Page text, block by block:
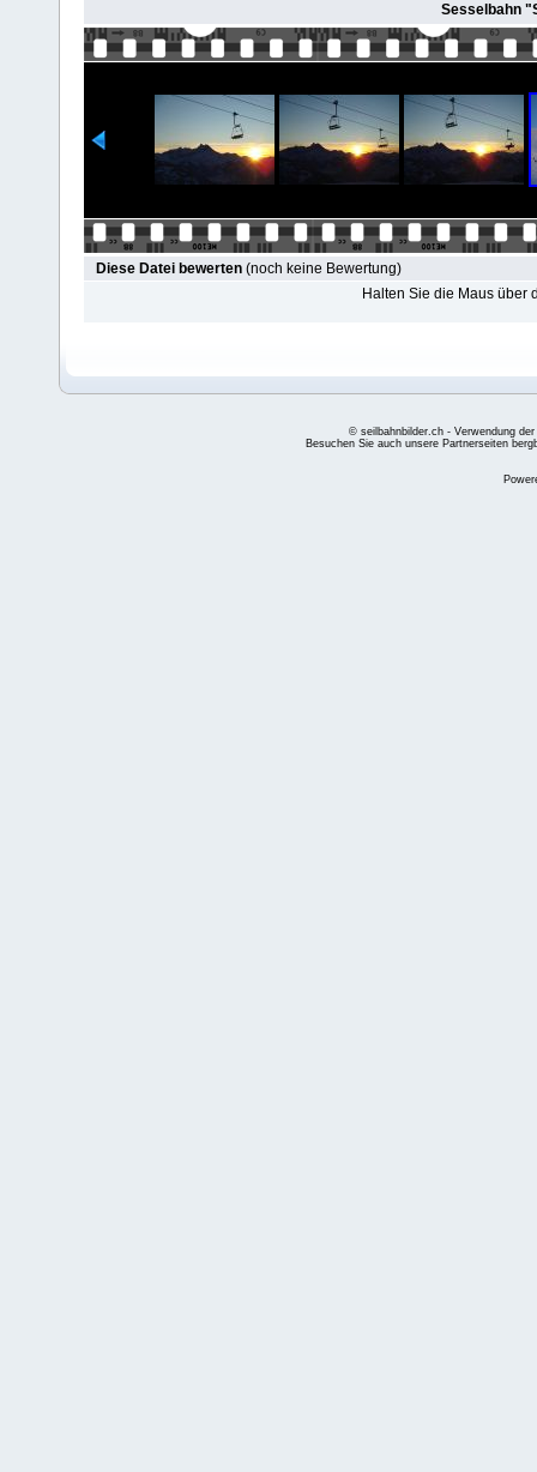
Sesselbahn
Diese Datei bewerten (noch keine Bewertung)
Halten Sie die Maus über
© seilbahnbilder.ch - Verwendung
Besuchen Sie auch unsere Partnerseiten